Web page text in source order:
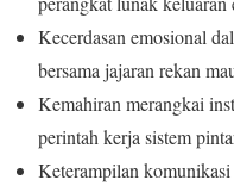
Kecerdasan emosional
bersama jajaran rekan
Kemahiran merangkai
perintah kerja sistem
Keterampilan